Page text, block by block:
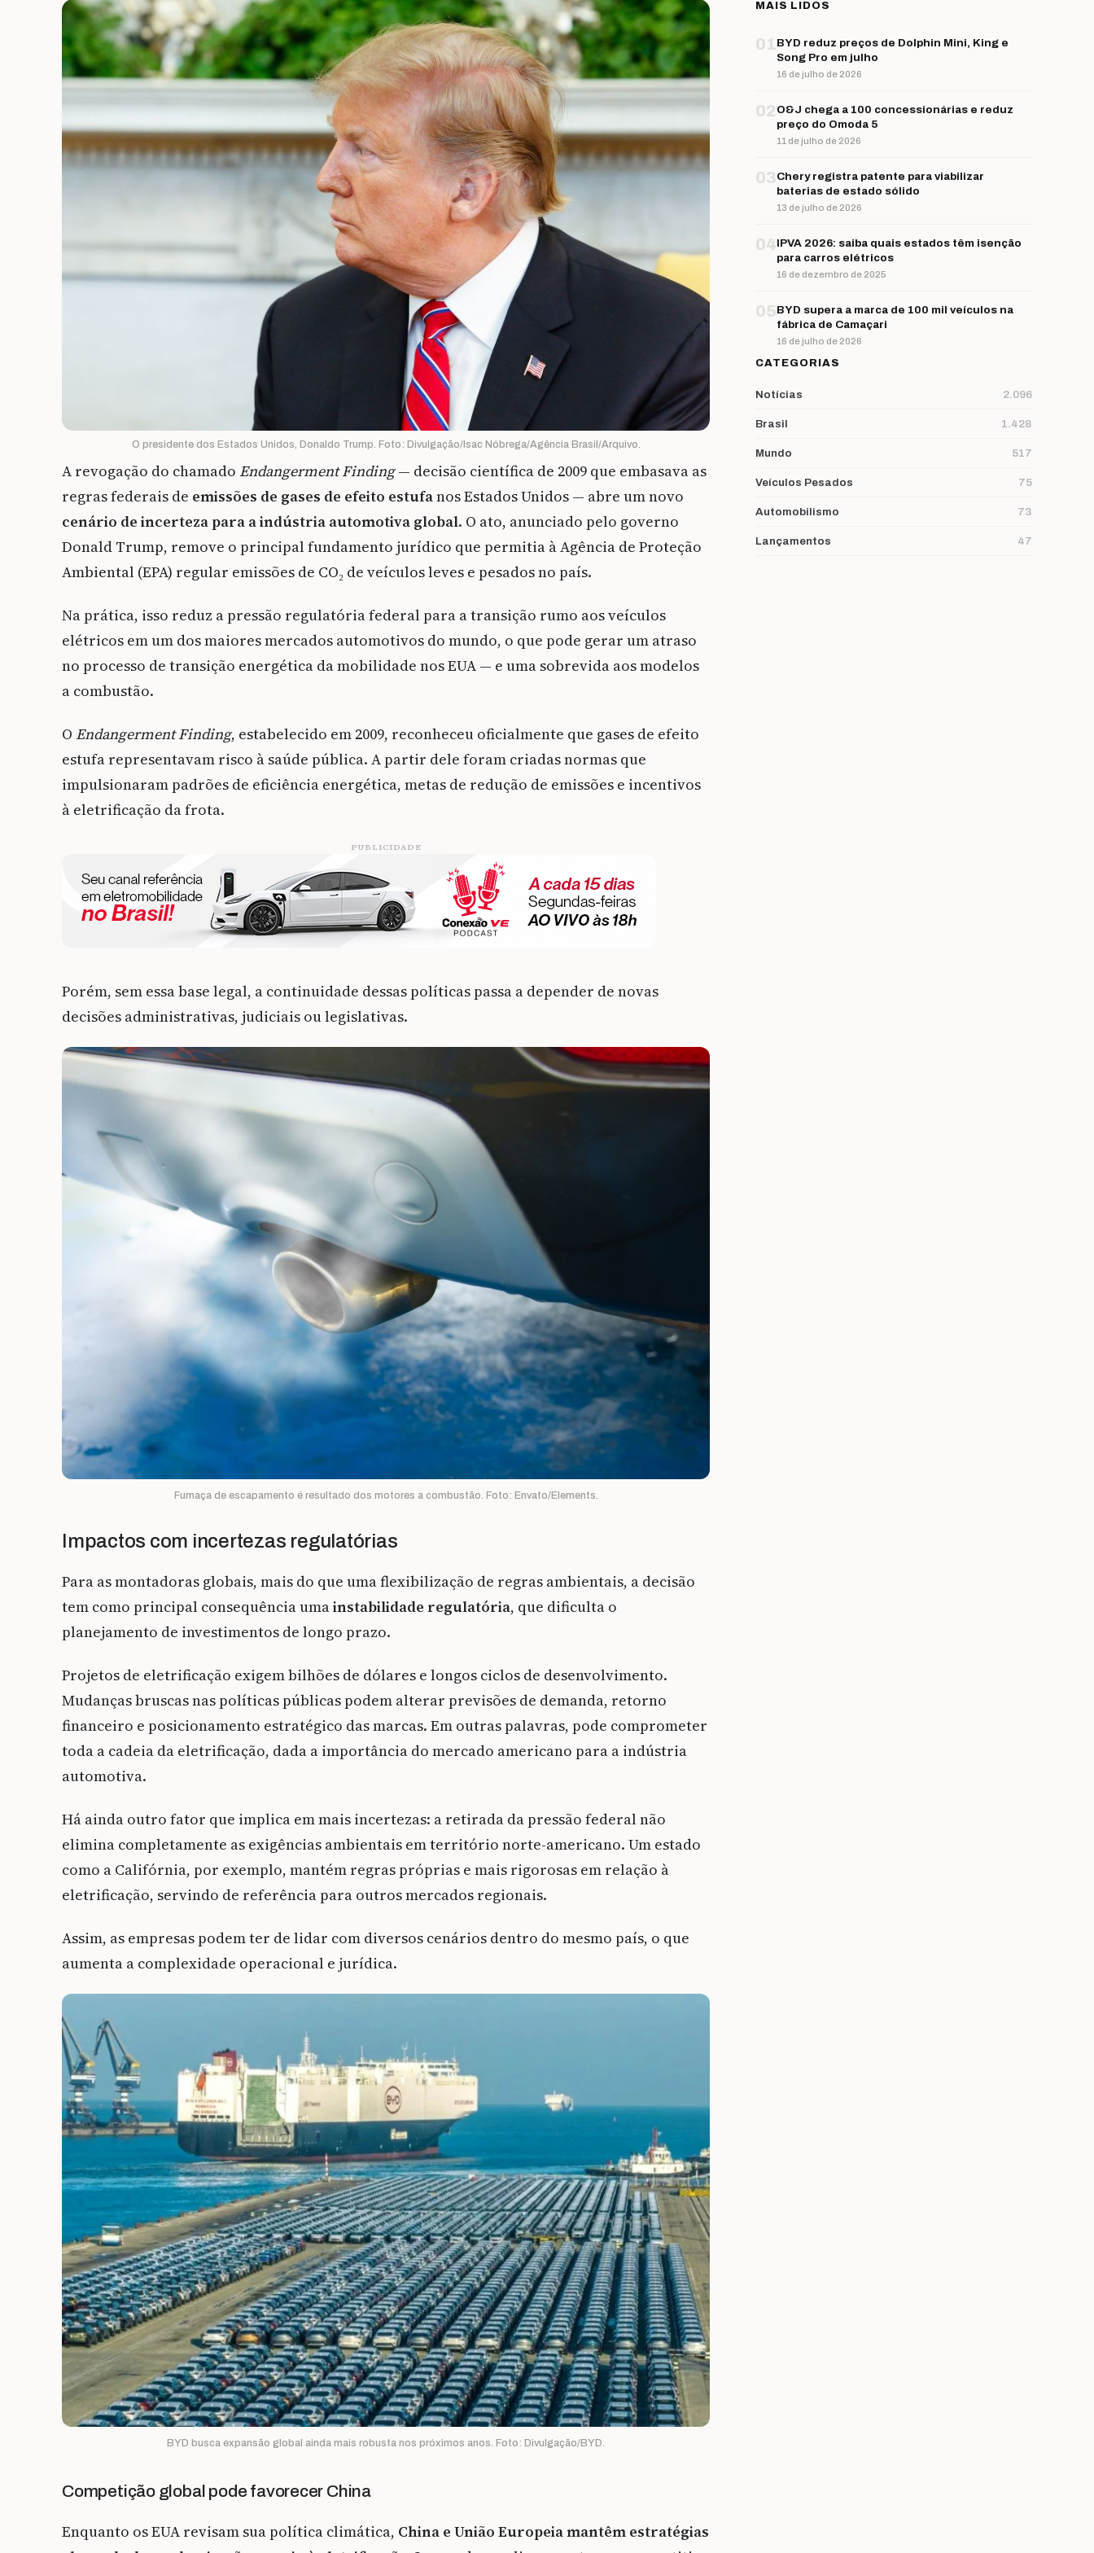
O presidente dos Estados Unidos, Donaldo Trump. Foto: Divulgação/Isac Nóbrega/Agência Brasil/Arquivo.
A revogação do chamado Endangerment Finding— decisão científica de 2009 que embasava as
regras federais de emissões de gases de efeito estufanos Estados Unidos — abre um novo
cenário de incerteza para a indústria automotiva global. O ato, anunciado pelo governo
Donald Trump, remove o principal fundamento jurídico que permitia à Agência de Proteção
Ambiental (EPA) regular emissões de CO₂ de veículos leves e pesados no país.
Na prática, isso reduz a pressão regulatória federal para a transição rumo aos veículos
elétricos em um dos maiores mercados automotivos do mundo, o que pode gerar um atraso
no processo de transição energética da mobilidade nos EUA — e uma sobrevida aos modelos
a combustão.
O Endangerment Finding, estabelecido em 2009, reconheceu oficialmente que gases de efeito
estufa representavam risco à saúde pública. A partir dele foram criadas normas que
impulsionaram padrões de eficiência energética, metas de redução de emissões e incentivos
à eletrificação da frota.
PUBLICIDADE
Porém, sem essa base legal, a continuidade dessas políticas passa a depender de novas
decisões administrativas, judiciais ou legislativas.
Fumaça de escapamento é resultado dos motores a combustão. Foto: Envato/Elements.
Impactos com incertezas regulatórias
Para as montadoras globais, mais do que uma flexibilização de regras ambientais, a decisão
tem como principal consequência umainstabilidade regulatória, que dificulta o
planejamento de investimentos de longo prazo.
Projetos de eletrificação exigem bilhões de dólares e longos ciclos de desenvolvimento.
Mudanças bruscas nas políticas públicas podem alterar previsões de demanda, retorno
financeiro e posicionamento estratégico das marcas. Em outras palavras, pode comprometer
toda a cadeia da eletrificação, dada a importância do mercado americano para a indústria
automotiva.
Há ainda outro fator que implica em mais incertezas: a retirada da pressão federal não
elimina completamente as exigências ambientais em território norte-americano. Um estado
como a Califórnia, por exemplo, mantém regras próprias e mais rigorosas em relação à
eletrificação, servindo de referência para outros mercados regionais.
Assim, as empresas podem ter de lidar com diversos cenários dentro do mesmo país, o que
aumenta a complexidade operacional e jurídica.
BYD busca expansão global ainda mais robusta nos próximos anos. Foto: Divulgação/BYD.
Competição global pode favorecer China
Enquanto os EUA revisam sua política climática, China e União Europeia mantêm estratégias
MAIS LIDOS
01BYD reduz preços de Dolphin Mini, King e
Song Pro em julho
16 de julho de 2026
02 O&J chega a 100 concessionárias e reduz
preço do Omoda 5
11 de julho de 2026
03Chery registra patente para viabilizar
baterias de estado sólido
13 de julho de 2026
04IPVA 2026: saiba quais estados têm isenção
para carros elétricos
16 de dezembro de 2025
05BYD supera a marca de 100 mil veículos na
fábrica de Camaçari
16 de julho de 2026
CATEGORIAS
Notícias 2.096
Brasil 1.428
Mundo 517
Veículos Pesados 75
Automobilismo 73
Lançamentos 47